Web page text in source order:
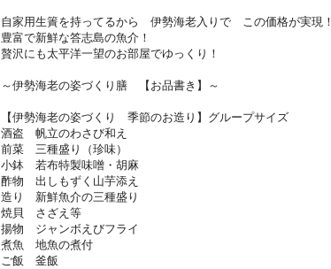
自家用生簀を持ってるから　伊勢海老入りで　この価格が実現！
豊富で新鮮な答志島の魚介！
贅沢にも太平洋一望のお部屋でゆっくり！
～伊勢海老の姿づくり膳　【お品書き】～
【伊勢海老の姿づくり　季節のお造り】グループサイズ
酒盗　帆立のわさび和え
前菜　三種盛り（珍味）
小鉢　若布特製味噌・胡麻
酢物　出しもずく山芋添え
造り　新鮮魚介の三種盛り
焼貝　さざえ等
揚物　ジャンボえびフライ
煮魚　地魚の煮付
ご飯　釜飯